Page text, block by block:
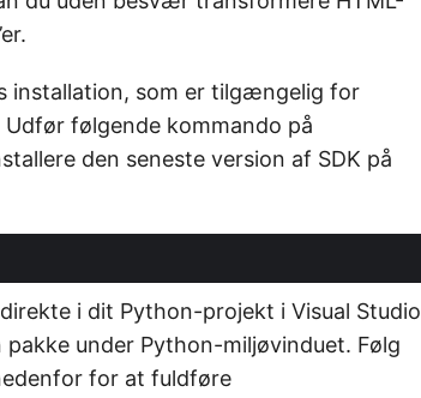
installation, som er tilgængelig for
følgende kommando på
den seneste version af SDK på
i dit Python-projekt i Visual Studio
under Python-miljøvinduet. Følg
for at fuldføre